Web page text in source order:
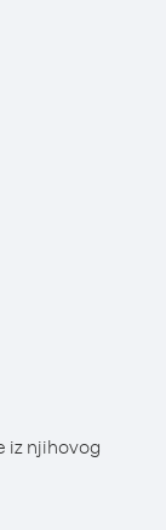
iz njihovog